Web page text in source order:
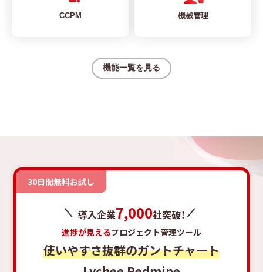
CCPM 機械管理
機能一覧を見る
30日間無料お試し
導入企業7,000社突破！
進捗が見えるプロジェクト管理ツール
使いやすさ抜群のガントチャート